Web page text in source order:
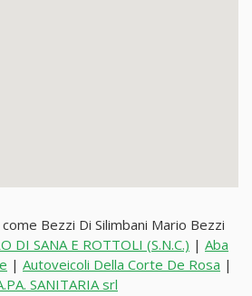
Bezzi Di Silimbani Mario Bezzi
DI SANA E ROTTOLI (S.N.C.) | Aba
| Autoveicoli Della Corte De Rosa |
SANITARIA srl